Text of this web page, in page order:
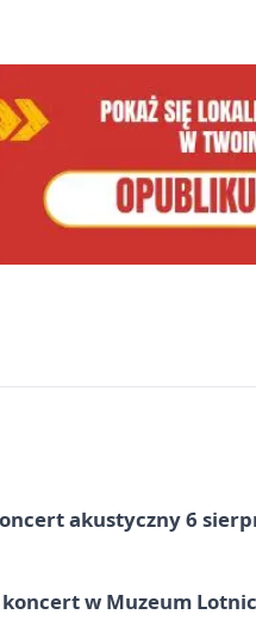
akustyczny 6
w Muzeum